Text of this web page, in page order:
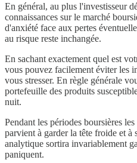
En général, au plus l'investisseur
connaissances sur le marché
d'anxiété face aux pertes
au risque reste inchangée.
En sachant exactement quel est
vous pouvez facilement éviter les
vous stresser. En règle générale
portefeuille des produits
nuit.
Pendant les périodes boursières
parvient à garder la tête froide et à
analytique sortira invariablement
paniquent.